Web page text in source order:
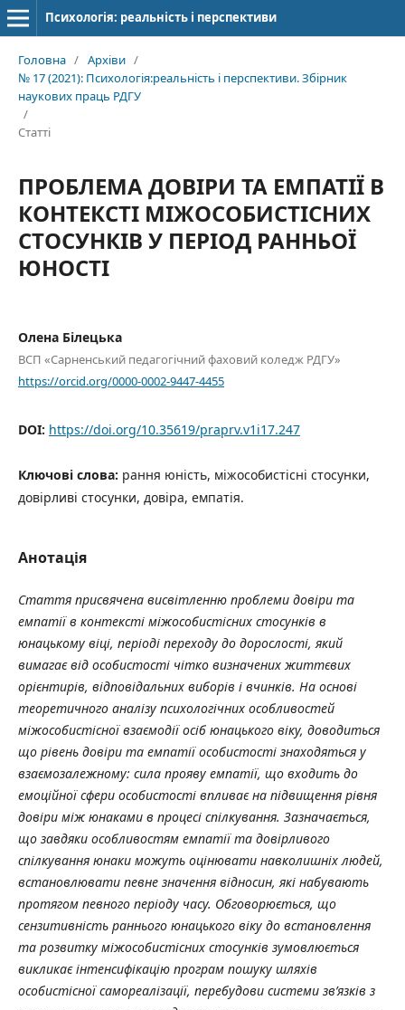
Психологія: реальність і перспективи
Головна / Архіви /
№ 17 (2021): Психологія:реальність і перспективи. Збірник
наукових праць РДГУ
/
Статті
ПРОБЛЕМА ДОВІРИ ТА ЕМПАТІЇ В
КОНТЕКСТІ МІЖОСОБИСТІСНИХ
СТОСУНКІВ У ПЕРІОД РАННЬОЇ
ЮНОСТІ
Олена Білецька
ВСП «Сарненський педагогічний фаховий коледж РДГУ»
https://orcid.org/0000-0002-9447-4455
DOI: https://doi.org/10.35619/praprv.v1i17.247
Ключові слова: рання юність, міжособистісні стосунки,
довірливі стосунки, довіра, емпатія.
Анотація
Стаття присвячена висвітленню проблеми довіри та
емпатії в контексті міжособистісних стосунків в
юнацькому віці, періоді переходу до дорослості, який
вимагає від особистості чітко визначених життєвих
орієнтирів, відповідальних виборів і вчинків. На основі
теоретичного аналізу психологічних особливостей
міжособистісної взаємодії осіб юнацького віку, доводиться
що рівень довіри та емпатії особистості знаходяться у
взаємозалежному: сила прояву емпатії, що входить до
емоційної сфери особистості впливає на підвищення рівня
довіри між юнаками в процесі спілкування. Зазначається,
що завдяки особливостям емпатії та довірливого
спілкування юнаки можуть оцінювати навколишніх людей,
встановлювати певне значення відносин, які набувають
протягом певного періоду часу. Обговорюється, що
сензитивність раннього юнацького віку до встановлення
та розвитку міжособистісних стосунків зумовлюється
викликає інтенсифікацію програм пошуку шляхів
особистісної самореалізації, перебудови системи зв’язків з